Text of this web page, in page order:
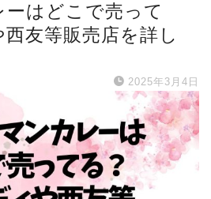
はどこで売って
友等販売店を詳し
2025年3月4日